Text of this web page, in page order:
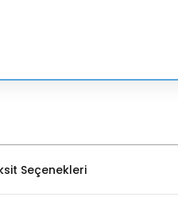
Seçenekleri